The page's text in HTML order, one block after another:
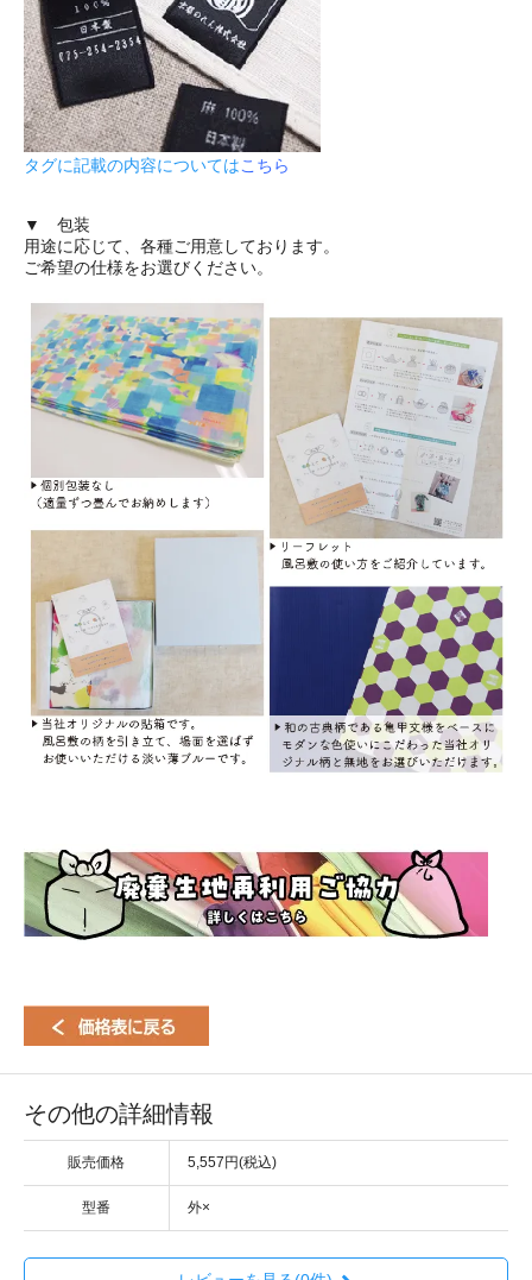
タグに記載の内容についてはこちら
▼ 包装
用途に応じて、各種ご用意しております。
ご希望の仕様をお選びください。
その他の詳細情報
販売価格 5,557円(税込)
型番 外×